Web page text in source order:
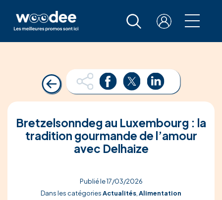
Bretzelsonndeg au Luxembourg : la
tradition gourmande de l’amour
avec Delhaize
Publié le 17/03/2026
Dans les catégoriesActualités Alimentation